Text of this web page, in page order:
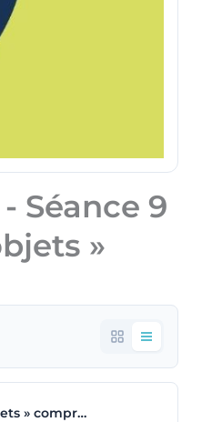
Séance 9
»
Séance 9 « L’eau et les objets » compressed.zip